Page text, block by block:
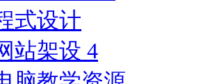
式设计
站架设 4